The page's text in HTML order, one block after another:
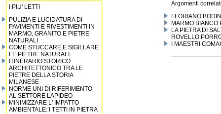
I PIU' LETTI
PULIZIA E LUCIDATURA DI
PAVIMENTI E RIVESTIMENTI IN
MARMO, GRANITO E PIETRE
NATURALI
COME STUCCARE E SIGILLARE
LE PIETRE NATURALI
ITINERARIO STORICO
ARCHITETTONICO TRA LE
PIETRE DELLA STORIA
MILANESE
NORME UNI DI RIFERIMENTO
AL SETTORE LAPIDEO
MINIMIZZARE L' IMPATTO
AMBIENTALE: I TETTI IN PIETRA
Argomenti
FLORIANO
MARMO BIANCO
LA PIETRA DI
ROVELLO
I MAESTRI